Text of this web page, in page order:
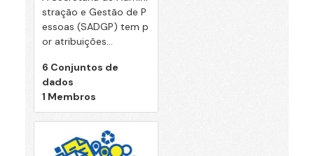
stração e Gestão de P
essoas (SADGP) tem p
or atribuições...
6 Conjuntos de
dados
1 Membros